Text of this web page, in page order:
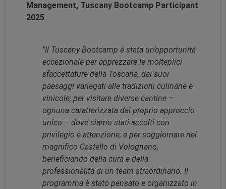
Management, Tuscany Bootcamp Participant
2025
"Il Tuscany Bootcamp è stata un’opportunità
eccezionale per apprezzare le molteplici
sfaccettature della Toscana, dai suoi
paesaggi variegati alle tradizioni culinarie e
vinicole; per visitare diverse cantine –
ognuna caratterizzata dal proprio approccio
unico – dove siamo stati accolti con
privilegio e attenzione; e per soggiornare nel
magnifico Castello di Volognano,
beneficiando della cura e della
professionalità di un team straordinario. Il
programma è stato pensato e organizzato in